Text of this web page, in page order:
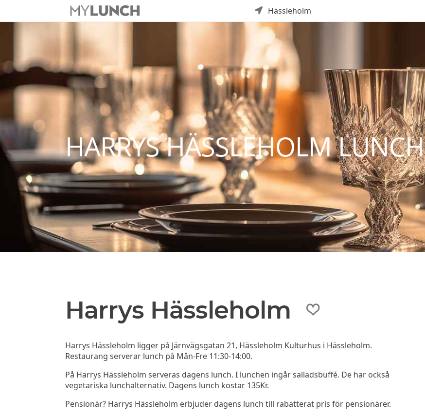
Hässleholm
HARRYS HÄSSLEHOLM LUNCH
Harrys Hässleholm
Harrys Hässleholm ligger på Järnvägsgatan 21, Hässleholm Kulturhus i Hässleholm.
Restaurang serverar lunch på Mån-Fre 11:30-14:00.
På Harrys Hässleholm serveras dagens lunch. I lunchen ingår salladsbuffé. De har också
vegetariska lunchalternativ. Dagens lunch kostar 135Kr.
Pensionär? Harrys Hässleholm erbjuder dagens lunch till rabatterat pris för pensionärer.